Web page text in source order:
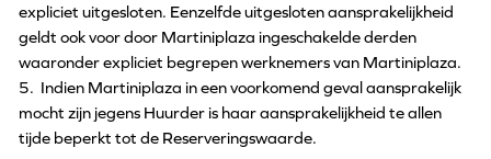
expliciet uitgesloten. Eenzelfde uitgesloten aansprakelijkheid
geldt ook voor door Martiniplaza ingeschakelde derden
waaronder expliciet begrepen werknemers van Martiniplaza.
5. Indien Martiniplaza in een voorkomend geval aansprakelijk
mocht zijn jegens Huurder is haar aansprakelijkheid te allen
tijde beperkt tot de Reserveringswaarde.